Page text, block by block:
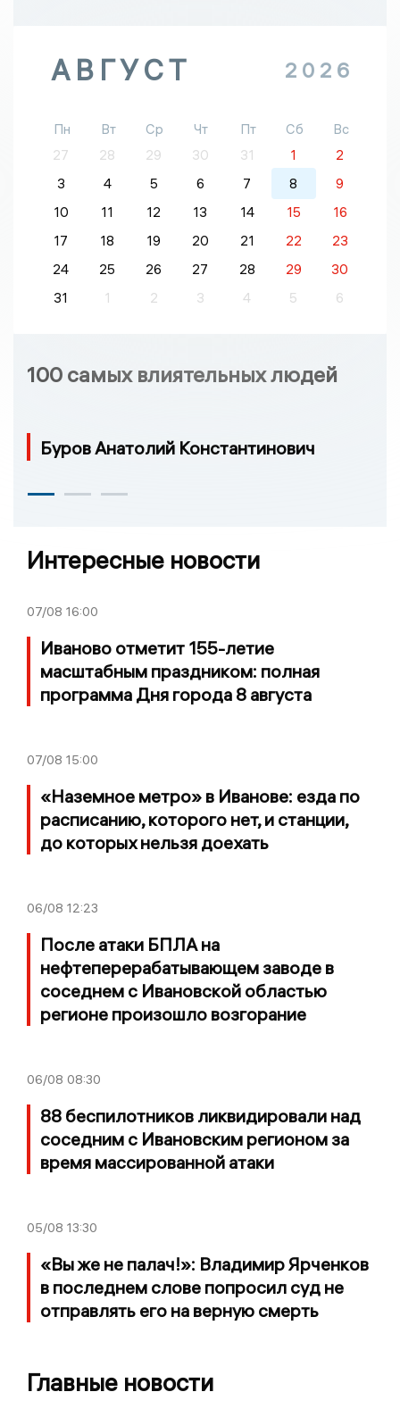
АВГУСТ 2026
Пн Вт Ср Чт Пт Сб
Вс
27
28 29 30 31 1
2
3
4 5 6 7 8
9
10
11 12 13 14 15
16
17
18 19 20 21 22
23
24
25 26 27 28 29
30
31
1 2 3 4 5 6
100 самых влиятельных людей
Буров Анатолий Константинович
Интересные новости
07/08 16:00
Иваново отметит 155-летие
масштабным праздником: полная
программа Дня города 8 августа
07/08 15:00
«Наземное метро» в Иванове: езда по
расписанию, которого нет, и станции,
до которых нельзя доехать
06/08 12:23
После атаки БПЛА на
нефтеперерабатывающем заводе в
соседнем с Ивановской областью
регионе произошло возгорание
06/08 08:30
88 беспилотников ликвидировали над
соседним с Ивановским регионом за
время массированной атаки
05/08 13:30
«Вы же не палач!»: Владимир Ярченков
в последнем слове попросил суд не
отправлять его на верную смерть
Главные новости